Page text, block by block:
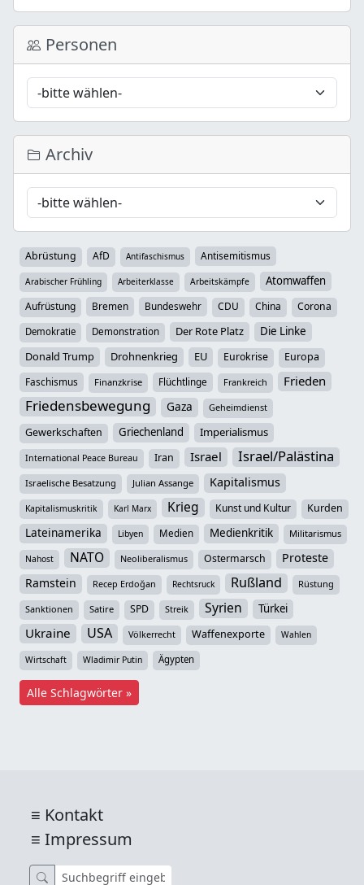
Personen
Archiv
Abrüstung AfD Antifaschismus Antisemitismus
Arabischer Frühling Arbeiterklasse Arbeitskämpfe Atomwaffen
Aufrüstung Bremen Bundeswehr CDU China Corona
Demokratie Demonstration Der Rote Platz
Die Linke
Donald Trump
Drohnenkrieg EU Eurokrise Europa
Faschismus Finanzkrise Flüchtlinge Frankreich Frieden
Friedensbewegung Gaza Geheimdienst
Gewerkschaften Griechenland Imperialismus
International Peace Bureau Iran Israel Israel/Palästina
Israelische Besatzung Julian Assange Kapitalismus
Kapitalismuskritik Karl Marx Krieg Kunst und Kultur Kurden
Lateinamerika Libyen Medien Medienkritik Militarismus
Nahost NATO Neoliberalismus Ostermarsch
Proteste
Ramstein
Recep Erdoğan Rechtsruck Rußland Rüstung
Sanktionen Satire SPD Streik Syrien Türkei
Ukraine USA Völkerrecht Waffenexporte Wahlen
Wirtschaft Wladimir Putin Ägypten
Alle Schlagwörter »
Kontakt
Impressum